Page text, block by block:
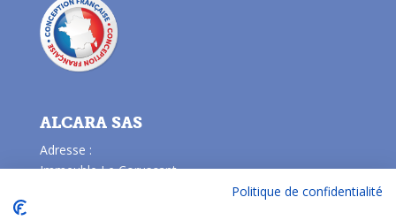
ALCARA SAS
Adresse :
Immeuble Le Coruscant
Politique de confidentialité